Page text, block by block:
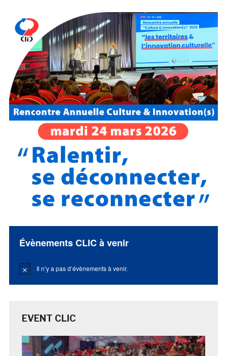
Évènements CLIC à venir
Notice Il n’y a pas d’évènements à venir.
EVENT CLIC